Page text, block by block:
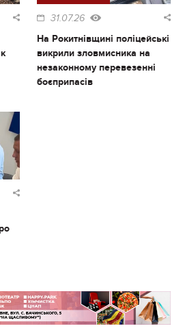
31.07.26
На Рокитнівщині поліцейські
викрили зловмисника на
незаконному перевезенні
боєприпасів